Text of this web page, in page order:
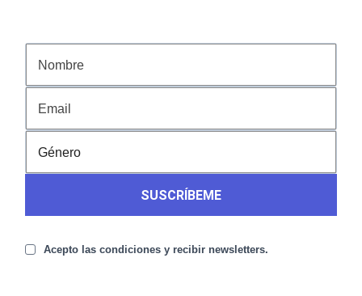
SUSCRÍBEME
Acepto las condiciones y recibir newsletters.